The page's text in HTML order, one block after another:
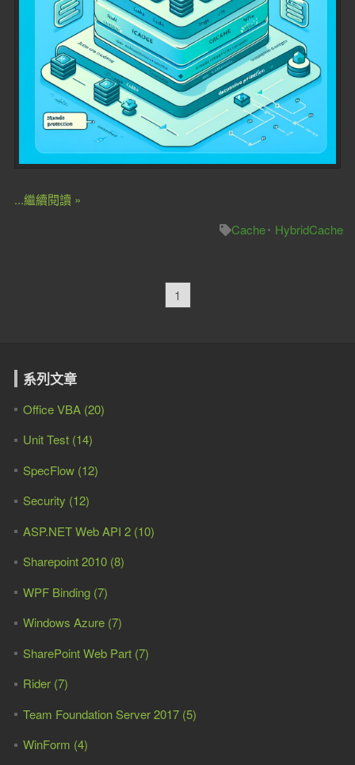
...繼續閱讀 »
Cache
HybridCache
1
系列文章
Office VBA (20)
Unit Test (14)
SpecFlow (12)
Security (12)
ASP.NET Web API 2 (10)
Sharepoint 2010 (8)
WPF Binding (7)
Windows Azure (7)
SharePoint Web Part (7)
Rider (7)
Team Foundation Server 2017 (5)
WinForm (4)